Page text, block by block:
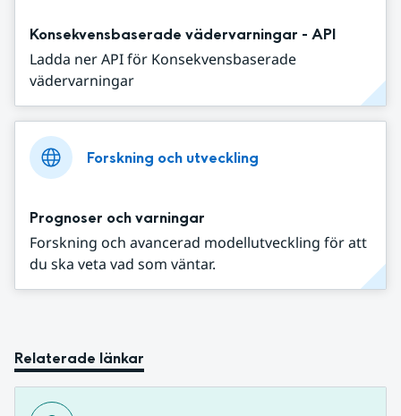
Konsekvensbaserade vädervarningar - API
Ladda ner API för Konsekvensbaserade
vädervarningar
Forskning och utveckling
Prognoser och varningar
Forskning och avancerad modellutveckling för att
du ska veta vad som väntar.
Relaterade länkar